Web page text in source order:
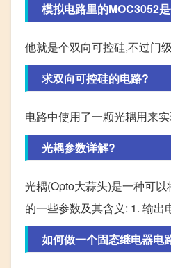
模拟电路里的MOC3052
他就是个双向可控硅,不过门
求双向可控硅的电路?
电路中使用了一颗光耦用来
光耦参数详解?
光耦(Opto大蒜头)是一种可
的一些参数及其含义: 1. 输出
如何做一个固态继电器电